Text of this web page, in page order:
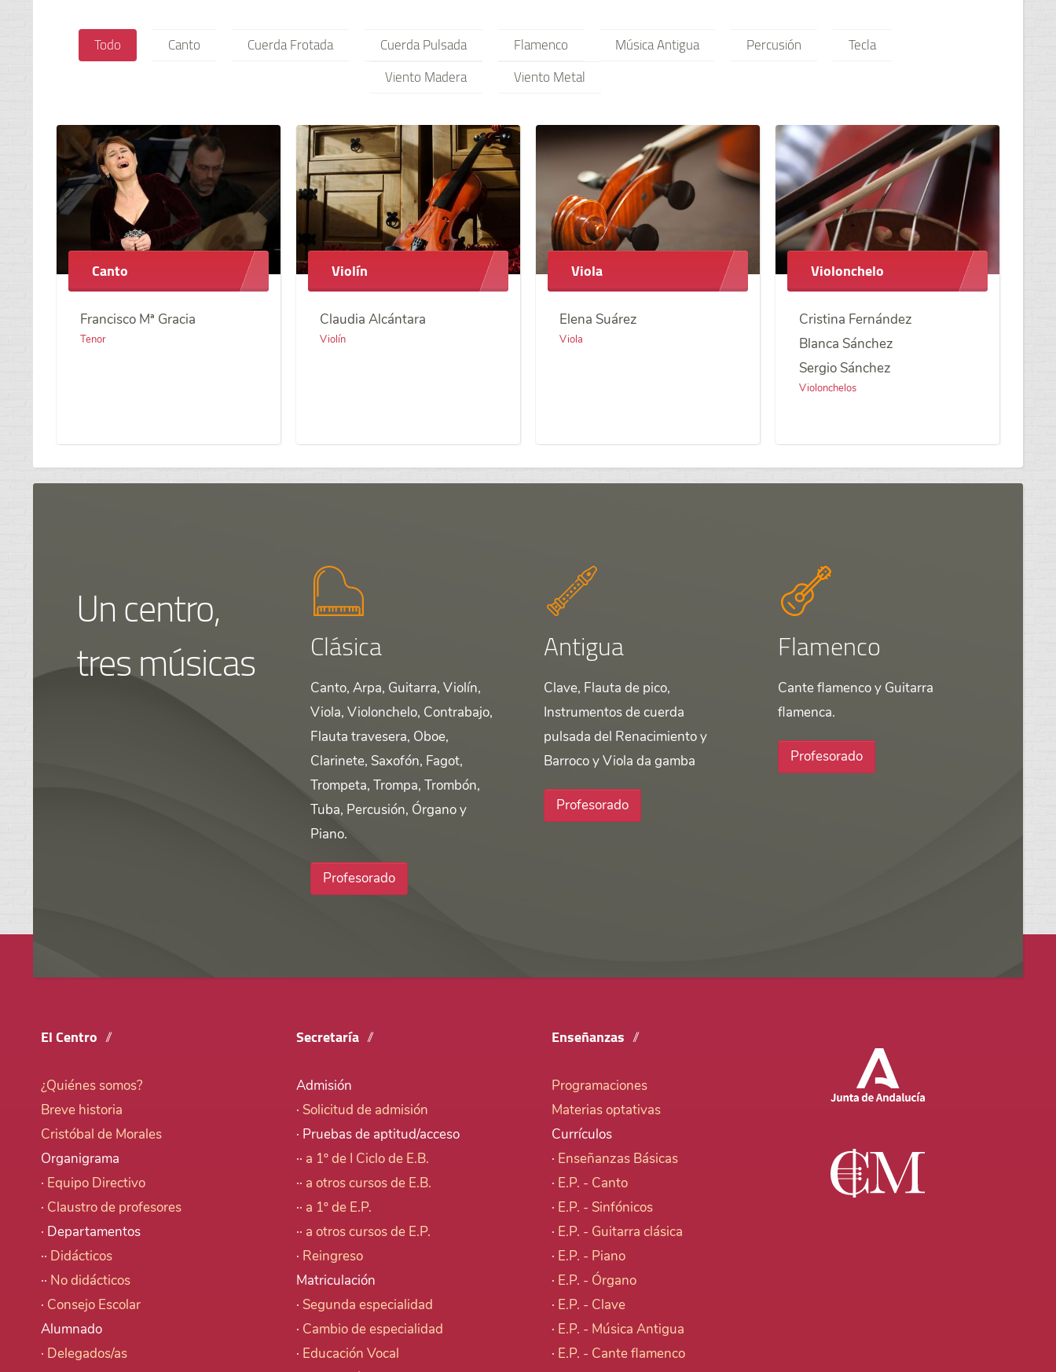
Todo Canto Cuerda Frotada Cuerda Pulsada Flamenco Música Antigua Percusión
Tecla
Viento Madera
Viento Metal
Canto
Francisco Mª Gracia
Tenor
Violín
Claudia Alcántara
Violín
Viola
Elena Suárez
Viola
Violonchelo
Cristina Fernández
Blanca Sánchez
Sergio Sánchez
Violonchelos
Un centro,
tres músicas
Clásica
Canto, Arpa, Guitarra, Violín,
Viola, Violonchelo, Contrabajo,
Flauta travesera, Oboe,
Clarinete, Saxofón, Fagot,
Trompeta, Trompa, Trombón,
Tuba, Percusión, Órgano y
Piano.
Profesorado
Antigua
Clave, Flauta de pico,
Instrumentos de cuerda
pulsada del Renacimiento y
Barroco y Viola da gamba
Profesorado
Flamenco
Cante flamenco y Guitarra
flamenca.
Profesorado
El Centro
¿Quiénes somos?
Breve historia
Cristóbal de Morales
Organigrama
· Equipo Directivo
· Claustro de profesores
· Departamentos
·· Didácticos
·· No didácticos
· Consejo Escolar
Alumnado
· Delegados/as
Secretaría
Admisión
· Solicitud de admisión
· Pruebas de aptitud/acceso
·· a 1º de I Ciclo de E.B.
·· a otros cursos de E.B.
·· a 1º de E.P.
·· a otros cursos de E.P.
· Reingreso
Matriculación
· Segunda especialidad
· Cambio de especialidad
· Educación Vocal
Enseñanzas
Programaciones
Materias optativas
Currículos
· Enseñanzas Básicas
· E.P. - Canto
· E.P. - Sinfónicos
· E.P. - Guitarra clásica
· E.P. - Piano
· E.P. - Órgano
· E.P. - Clave
· E.P. - Música Antigua
· E.P. - Cante flamenco